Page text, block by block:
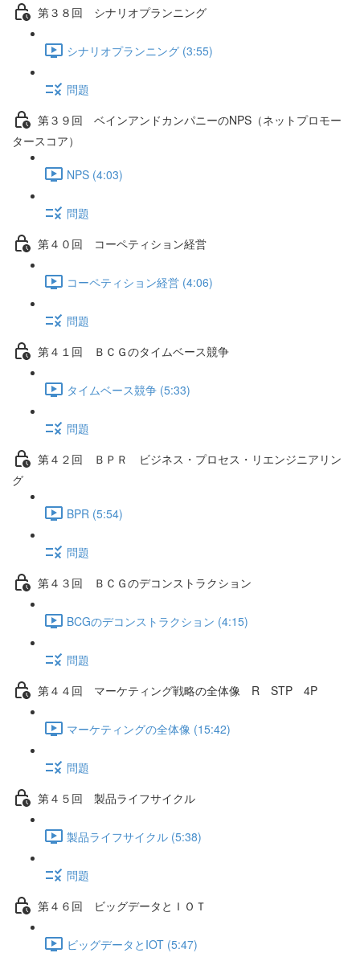
第３８回 シナリオプランニング
シナリオプランニング (3:55)
問題
第３９回 ベインアンドカンパニーのNPS（ネットプロモー
タースコア）
NPS (4:03)
問題
第４０回 コーペティション経営
コーペティション経営 (4:06)
問題
第４１回 ＢＣＧのタイムベース競争
タイムベース競争 (5:33)
問題
第４２回 ＢＰＲ ビジネス・プロセス・リエンジニアリン
グ
BPR (5:54)
問題
第４３回 ＢＣＧのデコンストラクション
BCGのデコンストラクション (4:15)
問題
第４４回 マーケティング戦略の全体像 R STP 4P
マーケティングの全体像 (15:42)
問題
第４５回 製品ライフサイクル
製品ライフサイクル (5:38)
問題
第４６回 ビッグデータとＩＯＴ
ビッグデータとIOT (5:47)